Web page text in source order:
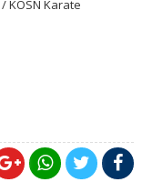
/KOSN Karate